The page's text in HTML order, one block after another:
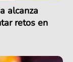
alcanza
retos en